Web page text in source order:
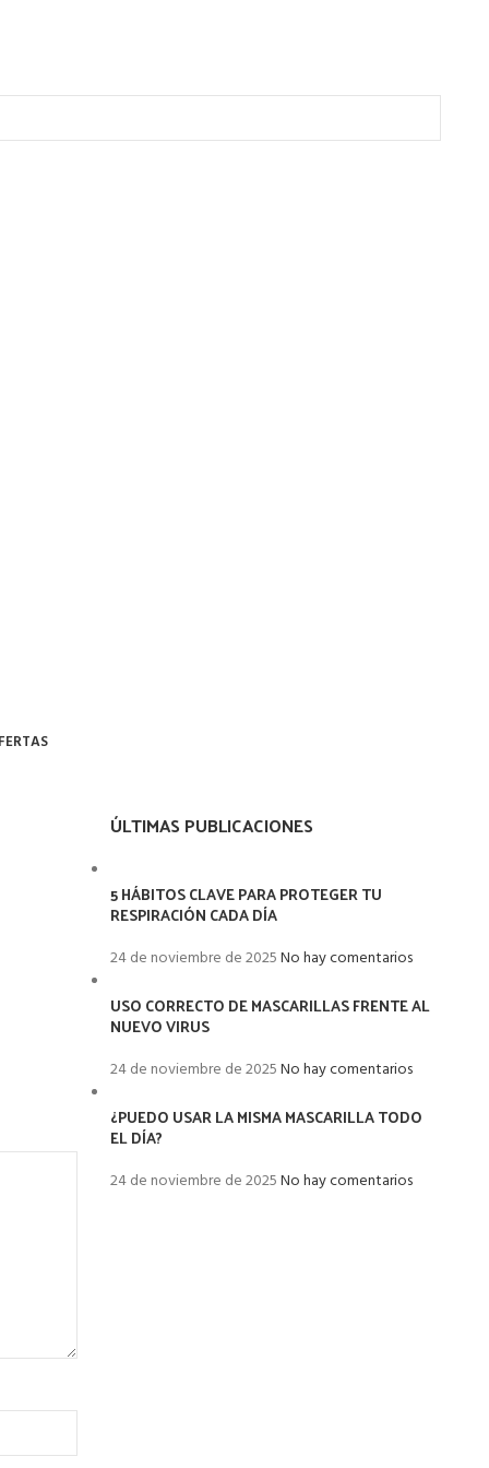
ÚLTIMAS PUBLICACIONES
5 HÁBITOS CLAVE PARA PROTEGER TU
RESPIRACIÓN CADA DÍA
24 de noviembre de 2025No hay comentarios
USO CORRECTO DE MASCARILLAS FRENTE AL
NUEVO VIRUS
24 de noviembre de 2025No hay comentarios
¿PUEDO USAR LA MISMA MASCARILLA TODO
EL DÍA?
24 de noviembre de 2025No hay comentarios